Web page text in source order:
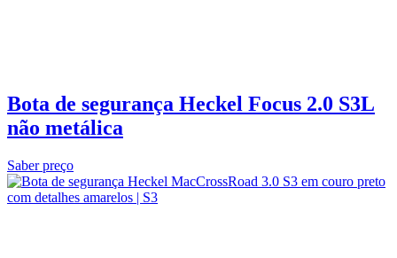
Bota de segurança Heckel Focus 2.0 S3L
não metálica
Saber preço